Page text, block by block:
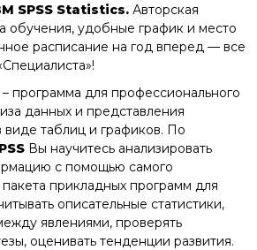
SPSS Statistics. Авторская
обучения, удобные график и место
расписание на год вперед — все
– программа для профессионального
данных и представления
виде таблиц и графиков. По
Вы научитесь анализировать
с помощью самого
прикладных программ для
описательные статистики,
явлениями, проверять
оценивать тенденции развития.